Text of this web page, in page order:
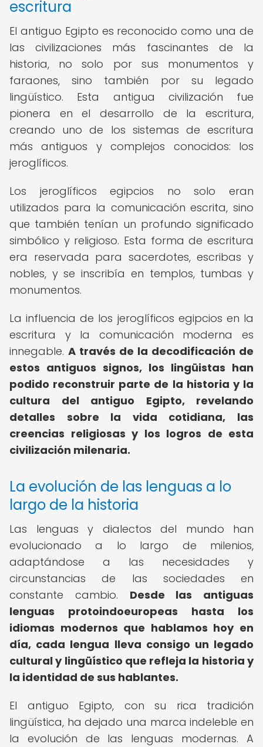
escritura
El antiguo Egipto es reconocido como una de
las civilizaciones más fascinantes de la
historia, no solo por sus monumentos y
faraones, sino también por su legado
lingüístico. Esta antigua civilización fue
pionera en el desarrollo de la escritura,
creando uno de los sistemas de escritura
más antiguos y complejos conocidos: los
jeroglíficos.
Los jeroglíficos egipcios no solo eran
utilizados para la comunicación escrita, sino
que también tenían un profundo significado
simbólico y religioso. Esta forma de escritura
era reservada para sacerdotes, escribas y
nobles, y se inscribía en templos, tumbas y
monumentos.
La influencia de los jeroglíficos egipcios en la
escritura y la comunicación moderna es
innegable. A través de la decodificación de
estos antiguos signos, los lingüistas han
podido reconstruir parte de la historia y la
cultura del antiguo Egipto, revelando
detalles sobre la vida cotidiana, las
creencias religiosas y los logros de esta
civilización milenaria.
La evolución de las lenguas a lo
largo de la historia
Las lenguas y dialectos del mundo han
evolucionado a lo largo de milenios,
adaptándose a las necesidades y
circunstancias de las sociedades en
constante cambio. Desde las antiguas
lenguas protoindoeuropeas hasta los
idiomas modernos que hablamos hoy en
día, cada lengua lleva consigo un legado
cultural y lingüístico que refleja la historia y
la identidad de sus hablantes.
El antiguo Egipto, con su rica tradición
lingüística, ha dejado una marca indeleble en
la evolución de las lenguas modernas. A